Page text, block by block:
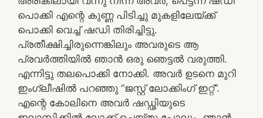
പൊക്കി എന്റെ കുണ്ണ പിടിച്ചു മുകളിലേയ്ക്ക്
പൊക്കി വെച്ച് ഷഡി തിരിച്ചിട്ടു.
പ്രതീക്ഷിച്ചിരുന്നെങ്കിലും അവരുടെ ആ
പ്രവർത്തിയിൽ ഞാൻ ഒരു ഞെട്ടൽ വരുത്തി.
എന്നിട്ടു തലപൊക്കി നോക്കി. അവർ ഉടനെ മുറി
ഇംഗ്ലീഷിൽ പറഞ്ഞു “ജസ്റ്റ് ലോക്കിംഗ് ഇറ്റ്”.
എന്റെ കോലിനെ അവർ ഷഡ്ഢിയുടെ